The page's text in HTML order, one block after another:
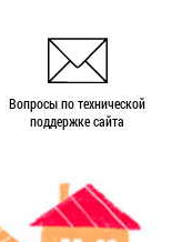
Вопросы по технической
поддержке сайта